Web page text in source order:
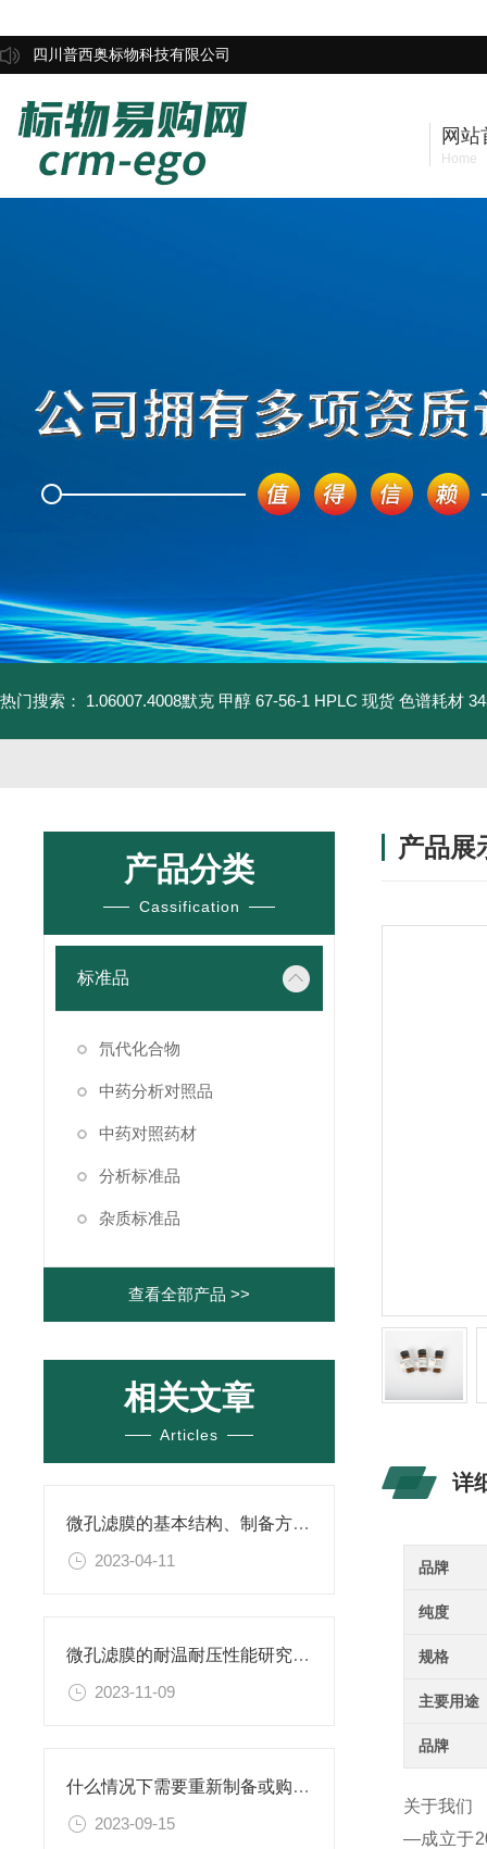
四川普西奥标物科技有限公司
网站
Home
热门搜索： 1.06007.4008默克 甲醇 67-56-1 HPLC 现货 色谱耗材
产品分类
Cassification
标准品
氘代化合物
中药分析对照品
中药对照药材
分析标准品
杂质标准品
查看全部产品 >>
相关文章
Articles
微孔滤膜的基本结构、制备方法、性能特点以及应用领域
2023-04-11
微孔滤膜的耐温耐压性能研究及其应用
2023-11-09
什么情况下需要重新制备或购置新的乙二胺四乙酸二钠滴定溶液标准物质？
2023-09-15
产品展
详
品牌
纯度
规格
主要用途
品牌
关于我们
—成立于